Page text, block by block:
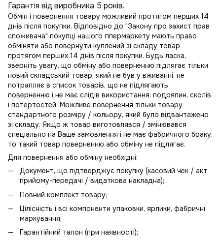
Гарантія від виробника 5 років.
Обмін і повернення товару можливий протягом перших 14
днів після покупки. Відповідно до "Закону про захист прав
споживача" покупці нашого гіпермаркету мають право
обміняти або повернути куплений зі складу товар
протягом перших 14 днів після покупки. Будь ласка,
зверніть увагу, що обміну або поверненню підлягає тільки
новий складський товар, який не був у вживанні, не
потрапляє в список товарів, що не підлягають
поверненню і не має слідів використання: подряпин, сколів
і потертостей. Можливе повернення тільки товару
стандартного розміру / кольору, який було відвантажено
зі складу. Якщо ж товар виготовлявся / змінювався
спеціально на Ваше замовлення і не має фабричного браку,
то такий товар поверненню або обміну не підлягає.
Для повернення або обміну необхідні:
Документ, що підтверджує покупку (касовий чек / акт
прийому-передачі / видаткова накладна);
Повний комплект товару;
Цілісність і всі компоненти упаковки, ярлики, фабричні
маркування;
Гарантійний талон (при наявності);